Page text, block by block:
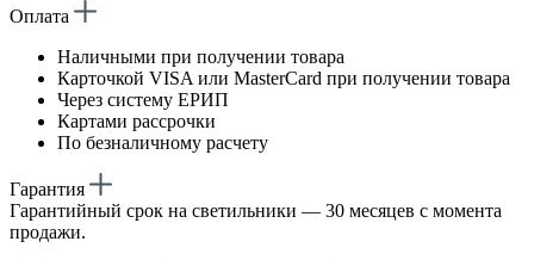
Оплата
Наличными при получении товара
Карточкой VISA или MasterCard при получении товара
Через систему ЕРИП
Картами рассрочки
По безналичному расчету
Гарантия
Гарантийный срок на светильники — 30 месяцев с момента
продажи.